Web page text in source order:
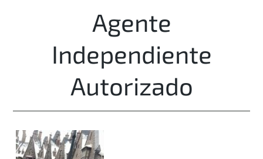
Agente
Independiente
Autorizado